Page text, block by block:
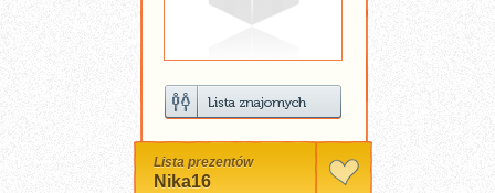
Lista prezentów
Nika16